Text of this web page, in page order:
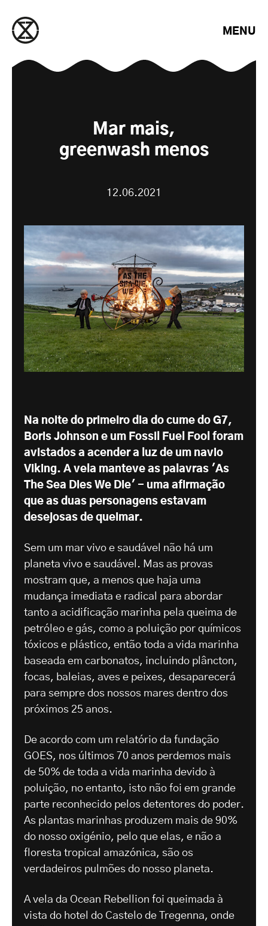
MENU
Mar mais,
greenwash menos
12.06.2021
Na noite do primeiro dia do cume do G7,
Boris Johnson e um Fossil Fuel Fool foram
avistados a acender a luz de um navio
Viking. A vela manteve as palavras 'As
The Sea Dies We Die' - uma afirmação
que as duas personagens estavam
desejosas de queimar.
Sem um mar vivo e saudável não há um
planeta vivo e saudável. Mas as provas
mostram que, a menos que haja uma
mudança imediata e radical para abordar
tanto a acidificação marinha pela queima de
petróleo e gás, como a poluição por químicos
tóxicos e plástico, então toda a vida marinha
baseada em carbonatos, incluindo plâncton,
focas, baleias, aves e peixes, desaparecerá
para sempre dos nossos mares dentro dos
próximos 25 anos.
De acordo com um relatório da fundação
GOES, nos últimos 70 anos perdemos mais
de 50% de toda a vida marinha devido à
poluição, no entanto, isto não foi em grande
parte reconhecido pelos detentores do poder.
As plantas marinhas produzem mais de 90%
do nosso oxigénio, pelo que elas, e não a
floresta tropical amazónica, são os
verdadeiros pulmões do nosso planeta.
A vela da Ocean Rebellion foi queimada à
vista do hotel do Castelo de Tregenna, onde